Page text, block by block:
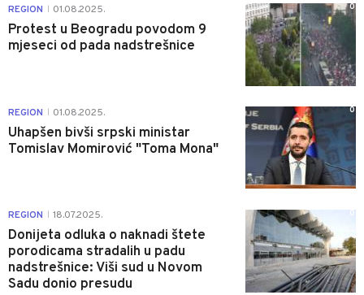
REGION 01.08.2025.
Protest u Beogradu povodom 9
mjeseci od pada nadstrešnice
0
REGION 01.08.2025.
Uhapšen bivši srpski ministar
Tomislav Momirović "Toma Mona"
0
REGION 18.07.2025.
Donijeta odluka o naknadi štete
porodicama stradalih u padu
nadstrešnice: Viši sud u Novom
Sadu donio presudu
0